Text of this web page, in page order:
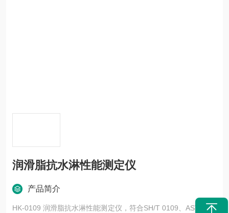
润滑脂抗水淋性能测定仪
产品简介
HK-0109 润滑脂抗水淋性能测定仪，符合SH/T 0109、ASTM D1